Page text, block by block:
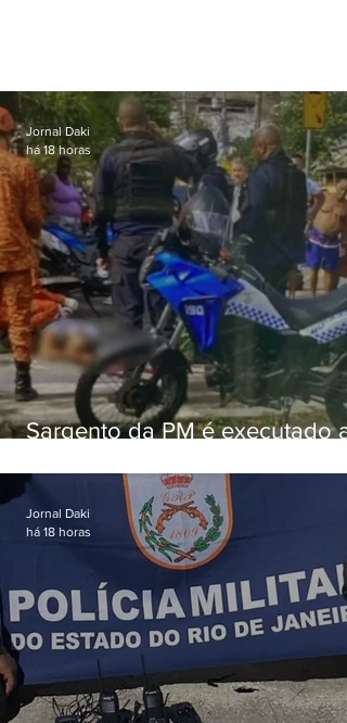
Sargento da PM é executado a
em Vaz Lobo
Jornal Daki
há 18 horas
Jornal Daki
há 18 horas